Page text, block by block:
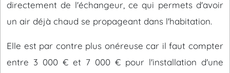
directement de l'échangeur, ce qui permets d'avoir
un air déjà chaud se propageant dans l'habitation.
Elle est par contre plus onéreuse car il faut compter
entre 3 000 € et 7 000 € pour l'installation d'une